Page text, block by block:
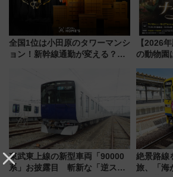
全国1位は小田原のタワーマンシ
ョン！新幹線通勤が変える？
【2026
の動物園
ZOO」開
東武東上線の新型車両「90000
系」お披露目 斬新な「逆スラ
絶景路線
旅、「海